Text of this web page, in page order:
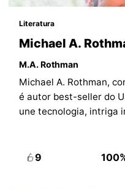
Literatura
Michael A.
M.A. Rothman
Michael A. Rothman,
é autor best-seller do
une tecnologia, intriga
9